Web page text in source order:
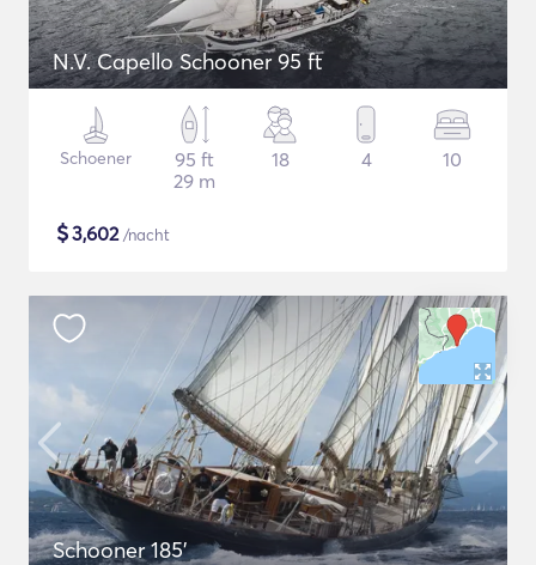
N.V. Capello Schooner 95 ft
Schoener
95 ft
29 m
18 4 10
$3,602/nacht
Schooner 185'